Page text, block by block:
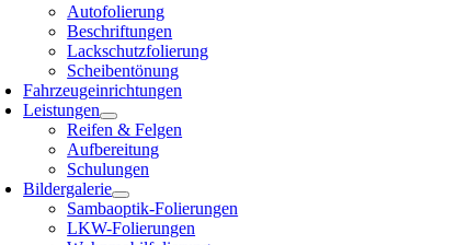
Autofolierung
Beschriftungen
Lackschutzfolierung
Scheibentönung
Fahrzeugeinrichtungen
Leistungen
Reifen & Felgen
Aufbereitung
Schulungen
Bildergalerie
Sambaoptik-Folierungen
LKW-Folierungen